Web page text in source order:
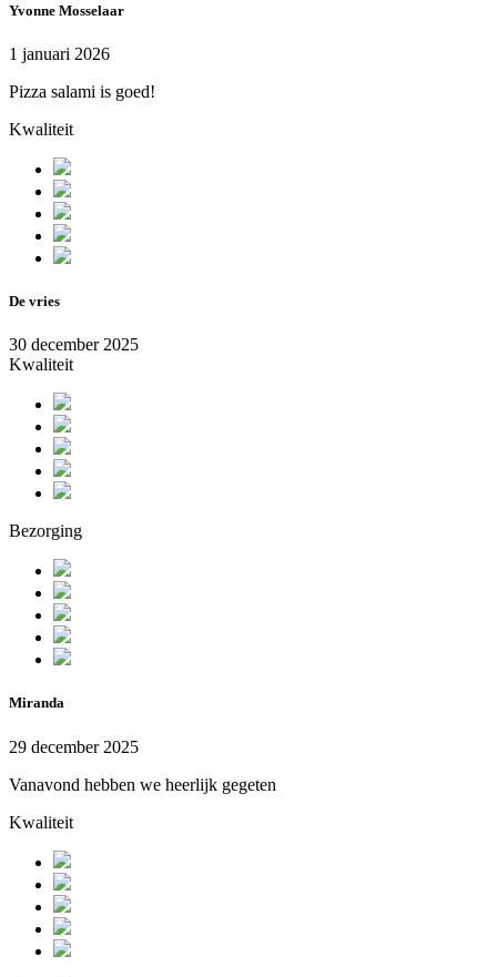
Yvonne Mosselaar
1 januari 2026
Pizza salami is goed!
Kwaliteit
De vries
30 december 2025
Kwaliteit
Bezorging
Miranda
29 december 2025
Vanavond hebben we heerlijk gegeten
Kwaliteit